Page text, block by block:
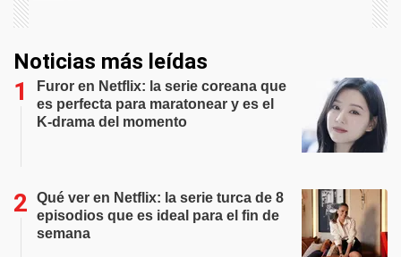
Noticias más leídas
Furor en Netflix: la serie coreana que
es perfecta para maratonear y es el
K-drama del momento
Qué ver en Netflix: la serie turca de 8
episodios que es ideal para el fin de
semana